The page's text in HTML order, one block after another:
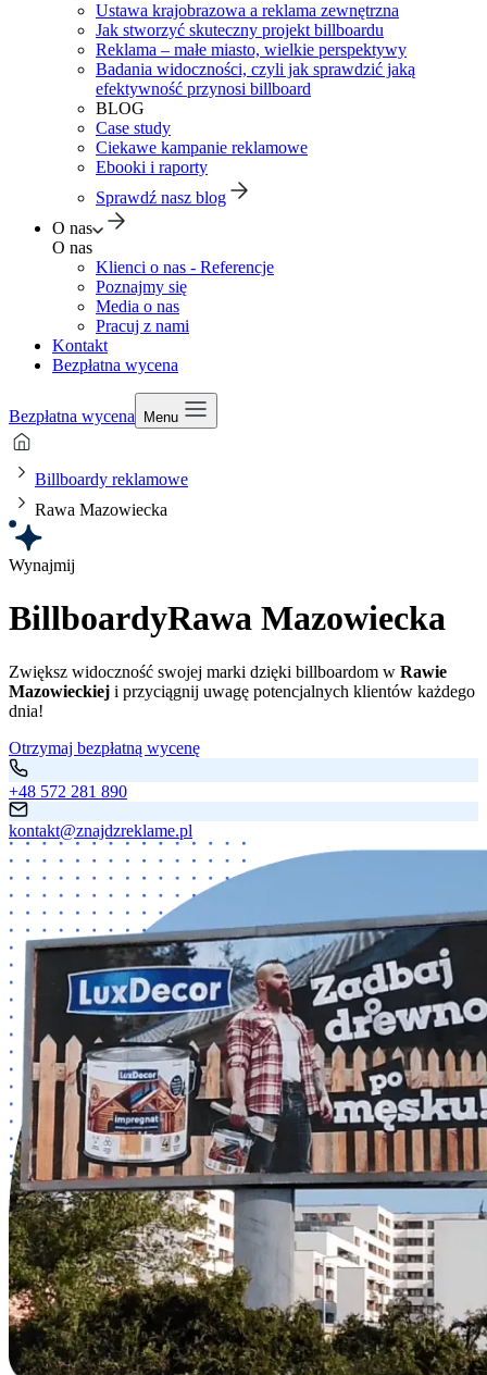
Ustawa krajobrazowa a reklama zewnętrzna
Jak stworzyć skuteczny projekt billboardu
Reklama – małe miasto, wielkie perspektywy
Badania widoczności, czyli jak sprawdzić jaką
efektywność przynosi billboard
BLOG
Case study
Ciekawe kampanie reklamowe
Ebooki i raporty
Sprawdź nasz blog
O nas
O nas
Klienci o nas - Referencje
Poznajmy się
Media o nas
Pracuj z nami
Kontakt
Bezpłatna wycena
Bezpłatna wycena Menu
Billboardy reklamowe
Rawa Mazowiecka
Wynajmij
BillboardyRawa Mazowiecka
Zwiększ widoczność swojej marki dzięki billboardom w Rawie
Mazowieckiej i przyciągnij uwagę potencjalnych klientów każdego
dnia!
Otrzymaj bezpłatną wycenę
+48 572 281 890
kontakt@znajdzreklame.pl